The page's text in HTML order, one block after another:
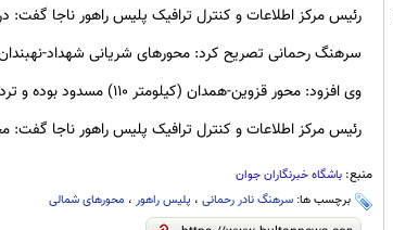
رئیس مرکز اطلاعات و کنترل ترافیک پلیس راهور ناجا گفت:
سرهنگ رحمانی تصریح کرد: محور‌های شریانی شهداد-
وی افزود: محور قزوین-همدان (کیلومتر ۱۱۰) مسدود بوده و تردد از مسیر جایگزین لاین روبرو به صورت دو طرفه انجام می‌شود.
رئیس مرکز اطلاعات و کنترل ترافیک پلیس راهور ناجا
منبع: باشگاه خبرنگاران جوان
برچسب ها: سرهنگ نادر رحمانی، پلیس راهور، محور‌های شمالی